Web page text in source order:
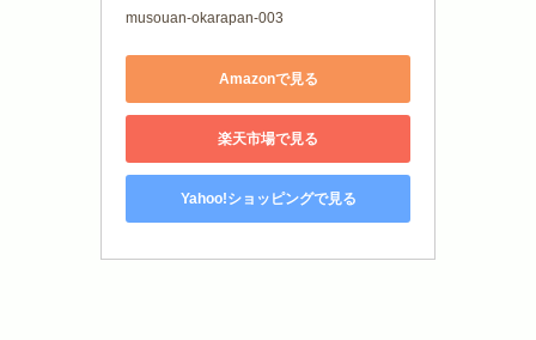
musouan-okarapan-003
Amazonで見る
楽天市場で見る
Yahoo!ショッピングで見る